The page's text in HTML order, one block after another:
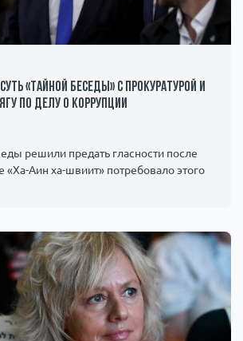
«тайной беседы» с прокуратурой и
по делу о коррупции
решили предать гласности после
«Ха-Аин ха-швиит» потребовало этого